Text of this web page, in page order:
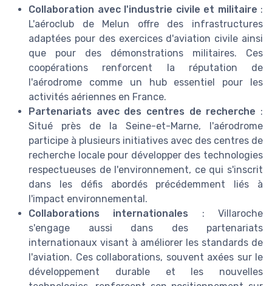
Collaboration avec l'industrie civile et militaire :
L'aéroclub de Melun offre des infrastructures
adaptées pour des exercices d'aviation civile ainsi
que pour des démonstrations militaires. Ces
coopérations renforcent la réputation de
l'aérodrome comme un hub essentiel pour les
activités aériennes en France.
Partenariats avec des centres de recherche :
Situé près de la Seine-et-Marne, l'aérodrome
participe à plusieurs initiatives avec des centres de
recherche locale pour développer des technologies
respectueuses de l'environnement, ce qui s'inscrit
dans les défis abordés précédemment liés à
l'impact environnemental.
Collaborations internationales : Villaroche
s'engage aussi dans des partenariats
internationaux visant à améliorer les standards de
l'aviation. Ces collaborations, souvent axées sur le
développement durable et les nouvelles